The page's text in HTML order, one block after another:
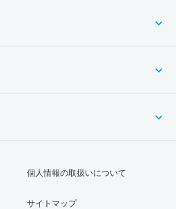
個人情報の取扱いについて
サイトマップ